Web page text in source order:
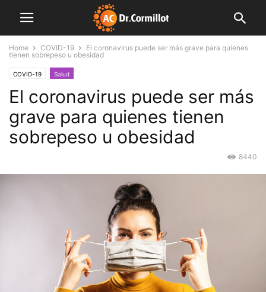
Home COVID-19
El coronavirus puede ser más grave para quienes
tienen sobrepeso u obesidad
COVID-19 Salud
El coronavirus puede ser más
grave para quienes tienen
sobrepeso u obesidad
8440